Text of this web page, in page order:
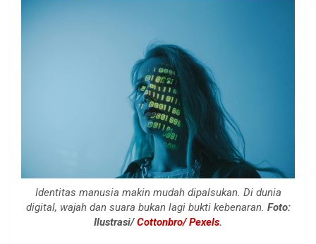
Identitas manusia makin mudah dipalsukan. Di dunia
digital, wajah dan suara bukan lagi bukti kebenaran. Foto:
Ilustrasi/Cottonbro/ Pexels.